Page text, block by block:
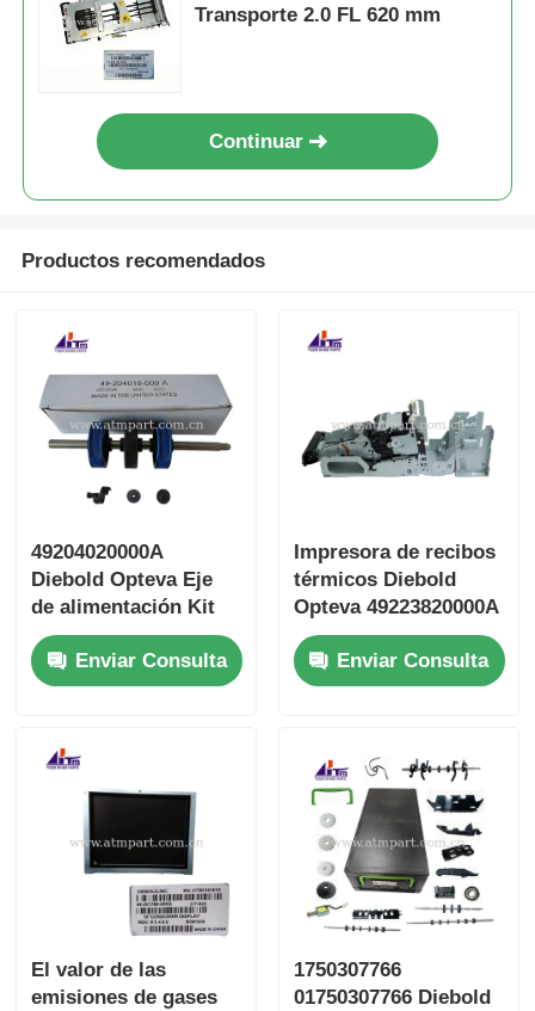
Transporte 2.0 FL 620 mm
Continuar
Productos recomendados
49204020000A
Diebold Opteva Eje
de alimentación Kit
PM Partes de cajeros
automáticos
agresivos
Enviar Consulta
Impresora de recibos
térmicos Diebold
Opteva 49223820000A
49-223820-000A
Enviar Consulta
El valor de las
emisiones de gases
1750307766
01750307766 Diebold